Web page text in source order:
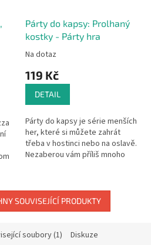
Párty do kapsy: Prolhaný
kostky - Párty hra
Na dotaz
119 Kč
DETAIL
Párty do kapsy je série menších
her, které si můžete zahrát
třeba v hostinci nebo na oslavě.
Nezaberou vám příliš mnoho
SOUVISEJÍCÍ PRODUKTY
soubory (1) Diskuze